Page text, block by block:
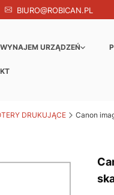
BIURO@ROBICAN.PL
WYNAJEM URZĄDZEŃ
DRUKUJĄCE Canon